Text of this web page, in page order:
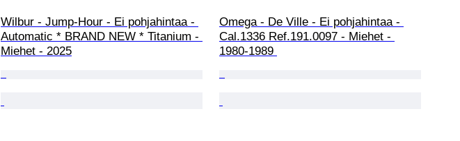
Wilbur - Jump-Hour - Ei pohjahintaa -
Automatic * BRAND NEW * Titanium -
Miehet - 2025
Omega - De Ville - Ei pohjahintaa -
Cal.1336 Ref.191.0097 - Miehet -
1980-1989